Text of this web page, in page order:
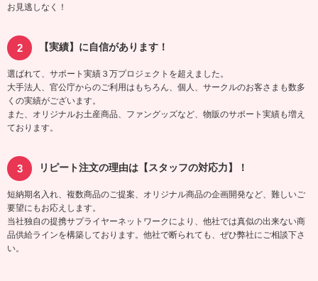
お見逃しなく！
【実績】に自信があります！
選ばれて、サポート実績３万プロジェクトを超えました。
大手法人、官公庁からのご利用はもちろん、個人、サークルのお客さまも数多
くの実績がございます。
また、オリジナルお土産商品、ファングッズなど、物販のサポート実績も増え
ております。
リピート注文の理由は【スタッフの対応力】！
短納期名入れ、複数商品のご提案、オリジナル商品の企画開発など、難しいご
要望にもお応えします。
当社独自の提携サプライヤーネットワークにより、他社では真似の出来ない商
品供給ラインを構築しております。他社で断られても、ぜひ弊社にご相談下さ
い。